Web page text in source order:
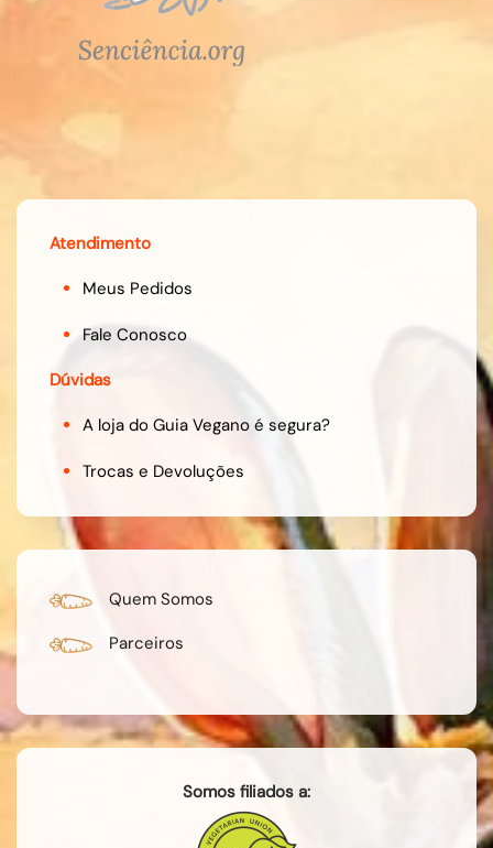
Atendimento
Meus Pedidos
Fale Conosco
Dúvidas
A loja do Guia Vegano é segura?
Trocas e Devoluções
Quem Somos
Parceiros
Somos filiados a: